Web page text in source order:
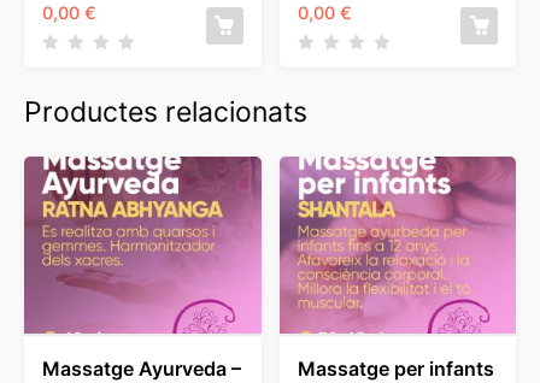
0,00 € 0,00 €
Productes relacionats
Massatge Ayurveda –
Massatge per infants